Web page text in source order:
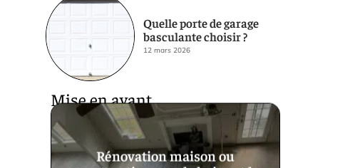
Quelle porte de garage
basculante choisir ?
12 mars 2026
Mise en avant
Rénovation maison ou